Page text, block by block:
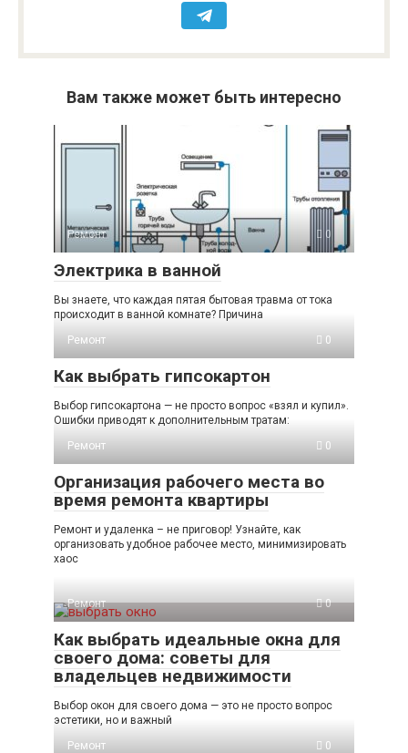
Вам также может быть интересно
Ремонт 0
Электрика в ванной
Вы знаете, что каждая пятая бытовая травма от тока
происходит в ванной комнате? Причина
Ремонт
0
Как выбрать гипсокартон
Выбор гипсокартона — не просто вопрос «взял и купил».
Ошибки приводят к дополнительным тратам:
Ремонт
0
Организация рабочего места во
время ремонта квартиры
Ремонт и удаленка – не приговор! Узнайте, как
организовать удобное рабочее место, минимизировать
хаос
Ремонт 0
Как выбрать идеальные окна для
своего дома: советы для
владельцев недвижимости
Выбор окон для своего дома — это не просто вопрос
эстетики, но и важный
Ремонт
0